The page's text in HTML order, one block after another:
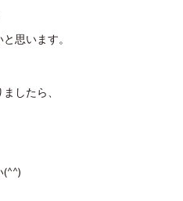
思います。
したら、